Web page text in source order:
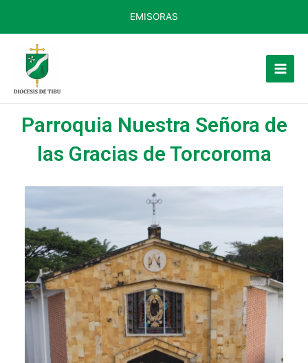
EMISORAS
Parroquia Nuestra Señora de
las Gracias de Torcoroma